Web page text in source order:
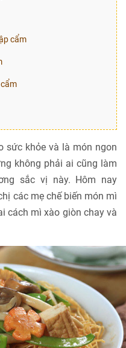
cẩm
sức khỏe và là món ngon
không phải ai cũng làm
sắc vị này. Hôm nay
các mẹ chế biến món mì
cách mì xào giòn chay và